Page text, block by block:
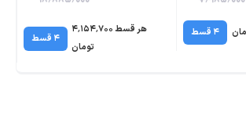
۴ قسط
هر قسط ۴٬۱۵۴٬۷۰۰
تومان
۴ قسط